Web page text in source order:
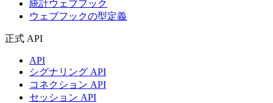
統計ウェブフック
ウェブフックの型定義
正式 API
API
シグナリング API
コネクション API
セッション API